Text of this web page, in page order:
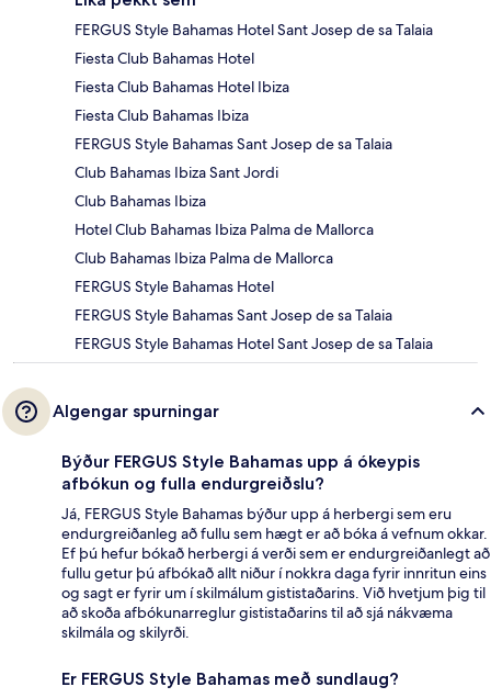
FERGUS Style Bahamas Hotel Sant Josep de sa Talaia
Fiesta Club Bahamas Hotel
Fiesta Club Bahamas Hotel Ibiza
Fiesta Club Bahamas Ibiza
FERGUS Style Bahamas Sant Josep de sa Talaia
Club Bahamas Ibiza Sant Jordi
Club Bahamas Ibiza
Hotel Club Bahamas Ibiza Palma de Mallorca
Club Bahamas Ibiza Palma de Mallorca
FERGUS Style Bahamas Hotel
FERGUS Style Bahamas Sant Josep de sa Talaia
FERGUS Style Bahamas Hotel Sant Josep de sa Talaia
Algengar spurningar
Býður FERGUS Style Bahamas upp á ókeypis
afbókun og fulla endurgreiðslu?
Já, FERGUS Style Bahamas býður upp á herbergi sem eru
endurgreiðanleg að fullu sem hægt er að bóka á vefnum okkar.
Ef þú hefur bókað herbergi á verði sem er endurgreiðanlegt að
fullu getur þú afbókað allt niður í nokkra daga fyrir innritun eins
og sagt er fyrir um í skilmálum gististaðarins. Við hvetjum þig til
að skoða afbókunarreglur gististaðarins til að sjá nákvæma
skilmála og skilyrði.
Er FERGUS Style Bahamas með sundlaug?